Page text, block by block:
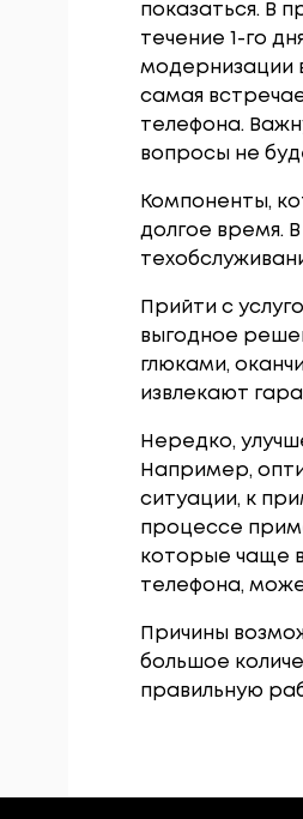
показаться. В
течение 1-го
модернизации
самая
телефона.
вопросы не
Компоненты,
долгое время.
Прийти с
выгодное
глюками,
извлекают
Нередко,
Например,
ситуации, к
процессе
которые чаще
телефона,
Причины
большое
правильную